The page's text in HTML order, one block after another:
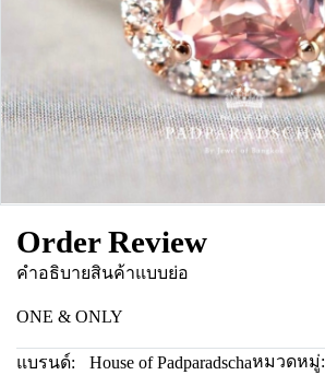
Order Review
คำอธิบายสินค้าแบบย่อ
ONE & ONLY
แบรนด์: House of Padparadschaหมวดหมู่: